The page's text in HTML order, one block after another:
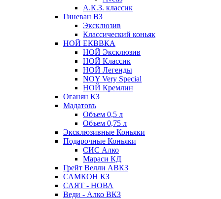
А.К.З. классик
Гиневан ВЗ
Эксклюзив
Классический коньяк
НОЙ ЕКВВКА
НОЙ Эксклюзив
НОЙ Классик
НОЙ Легенды
NOY Very Speсial
НОЙ Кремлин
Оганян КЗ
Мадатовъ
Объем 0,5 л
Объем 0,75 л
Эксклюзивные Коньяки
Подарочные Коньяки
СИС Алко
Мараси КД
Грейт Велли АВКЗ
САМКОН КЗ
САЯТ - НОВА
Веди - Алко ВКЗ